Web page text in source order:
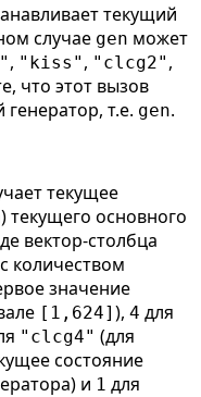
текущий
случае gen может
, "kiss" , "clcg2" ,
что этот вызов
т.е. gen.
текущее
текущего основного
вектор-столбца
количеством
значение
[1,624] ), 4 для
"clcg4" (для
состояние
и 1 для